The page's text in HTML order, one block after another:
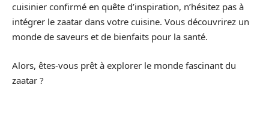
cuisinier confirmé en quête d’inspiration, n’hésitez pas à
intégrer le zaatar dans votre cuisine. Vous découvrirez un
monde de saveurs et de bienfaits pour la santé.
Alors, êtes-vous prêt à explorer le monde fascinant du
zaatar ?